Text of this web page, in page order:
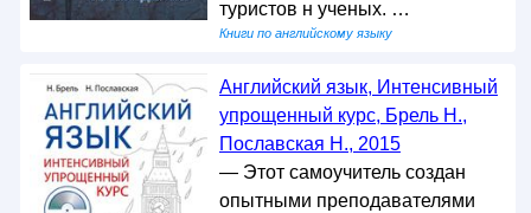
туристов н ученых. …
Книги по английскому языку
Английский язык, Интенсивный
упрощенный курс, Брель Н.,
Пославская Н., 2015
— Этот самоучитель создан
опытными преподавателями